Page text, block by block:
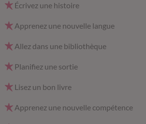
Écrivez une histoire
Apprenez une nouvelle langue
Allez dans une bibliothèque
Planifiez une sortie
Lisez un bon livre
Apprenez une nouvelle compétence